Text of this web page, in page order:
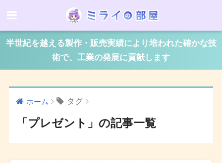
半世紀を越える製作・販売実績により培われた確かな技
術で、工業の発展に貢献します
ホーム タグ
「プレゼント」の記事一覧